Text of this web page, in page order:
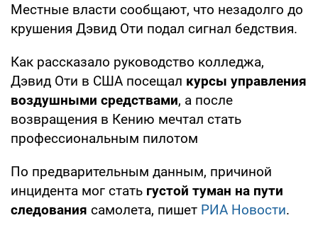
Местные власти сообщают, что незадолго до
крушения Дэвид Оти подал сигнал бедствия.
Как рассказало руководство колледжа,
Дэвид Оти в США посещал курсы управления
воздушными средствами, а после
возвращения в Кению мечтал стать
профессиональным пилотом
По предварительным данным, причиной
инцидента мог стать густой туман на пути
следования самолета, пишет РИА Новости.